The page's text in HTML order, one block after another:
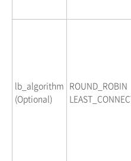
lb_algorithm
(Optional)
ROUND_ROBIN